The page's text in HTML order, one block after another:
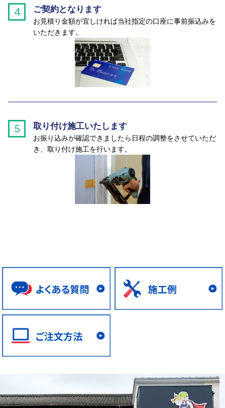
4 ご契約となります
お見積り金額が宜しければ当社指定の口座に事前振込みを
いただきます。
5 取り付け施工いたします
お振り込みが確認できましたら日程の調整をさせていただ
き、取り付け施工を行います。